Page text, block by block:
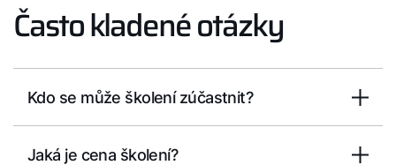
Často kladené otázky
Kdo se může školení zúčastnit?
Jaká je cena školení?